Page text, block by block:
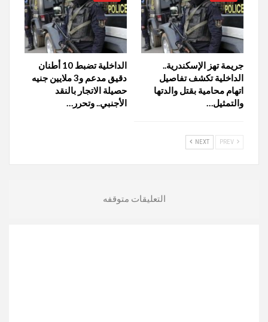
جريمة تهز الإسكندرية..
الداخلية تكشف تفاصيل
اتهام محامية بقتل والدتها
والتمثيل…
الداخلية تضبط 10 أطنان
دقيق مدعم و3 ملايين جنيه
حصيلة الاتجار بالنقد
الأجنبي.. وتحرر…
NEXT
التعليقات متوقفه